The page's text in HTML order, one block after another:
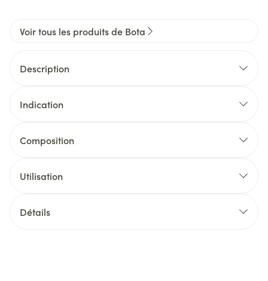
Voir tous les produits de Bota
Description
Indication
Composition
Utilisation
Détails